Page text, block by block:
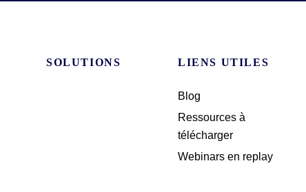
SOLUTIONS LIENS UTILES
Blog
Ressources à
télécharger
Webinars en replay